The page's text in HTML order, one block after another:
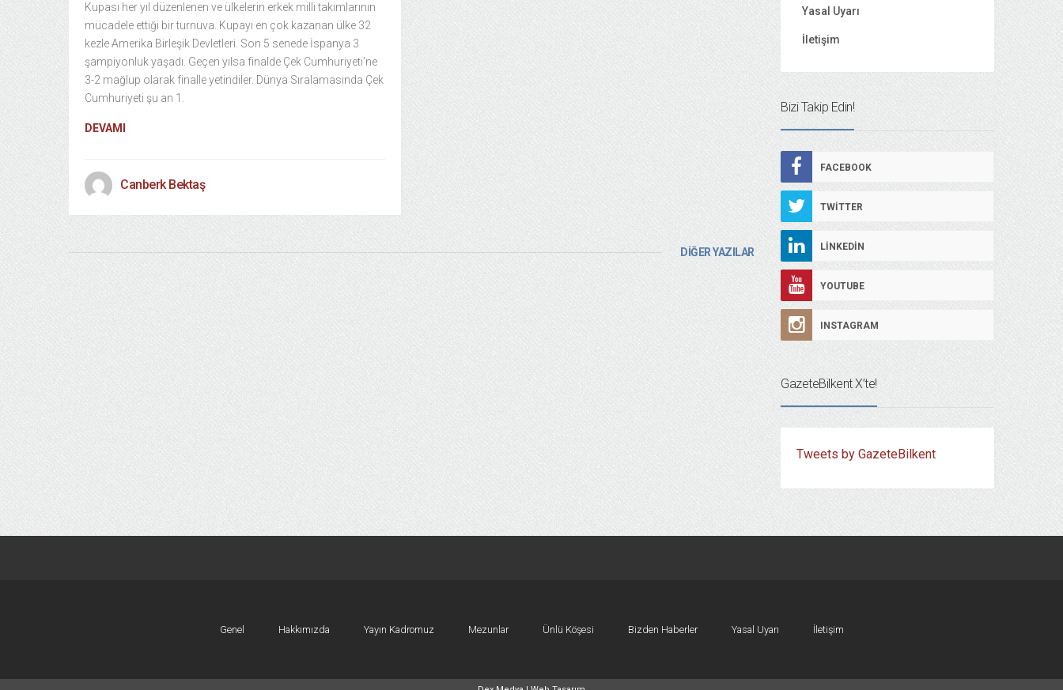
Kupası her yıl düzenlenen ve ülkelerin erkek milli takımlarının
mücadele ettiği bir turnuva. Kupayı en çok kazanan ülke 32
kezle Amerika Birleşik Devletleri. Son 5 senede İspanya 3
şampiyonluk yaşadı. Geçen yılsa finalde Çek Cumhuriyeti’ne
3-2 mağlup olarak finalle yetindiler. Dünya Sıralamasında Çek
Cumhuriyeti şu an 1.
DEVAMI
Canberk Bektaş
DİĞER YAZILAR
Yasal Uyarı
İletişim
Bizi Takip Edin!
FACEBOOK
TWITTER
LINKEDIN
YOUTUBE
INSTAGRAM
GazeteBilkent X’te!
Tweets by GazeteBilkent
Genel Hakkımızda Yayın Kadromuz Mezunlar Ünlü Köşesi Bizden Haberler Yasal Uyarı İletişim